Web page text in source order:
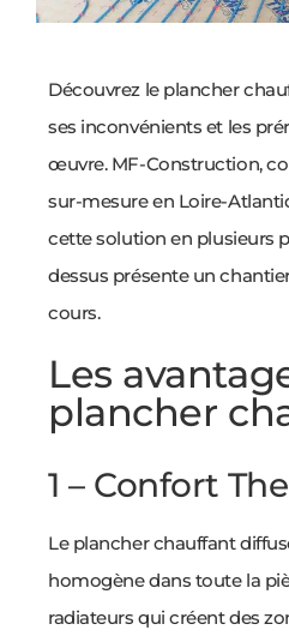
Découvrez le plancher
ses inconvénients et les
œuvre. MF-Construction,
sur-mesure en Loire-
cette solution en plusieurs
dessus présente un
cours.
Les
plancher
1 – Confort
Le plancher chauffant
homogène dans toute la
radiateurs qui créent des